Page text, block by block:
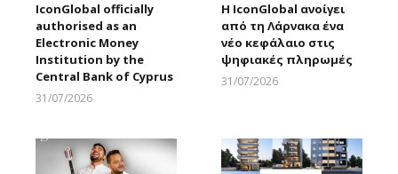
IconGlobal officially
authorised as an
Electronic Money
Institution by the
Central Bank of Cyprus
31/07/2026
Η IconGlobal ανοίγει
από τη Λάρνακα ένα
νέο κεφάλαιο στις
ψηφιακές πληρωμές
31/07/2026